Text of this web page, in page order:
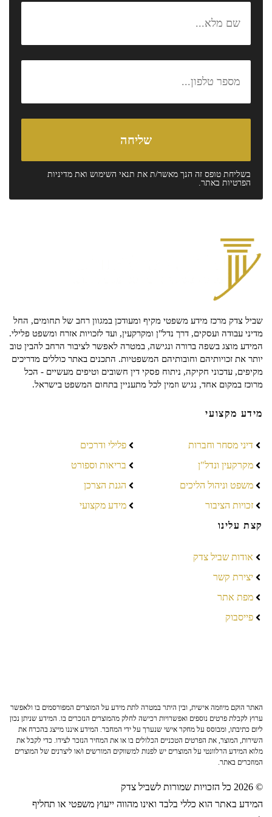
בשליחת טופס זה הנך מאשר/ת את תנאי השימוש ואת מדיניות
הפרטיות באתר.
שביל צדק מרכז מידע משפטי מקיף ומעודכן במגוון רחב של תחומים, החל
מדיני עבודה ועסקים, דרך נדל"ן ומקרקעין, ועד לזכויות אזרח ומשפט פלילי.
המידע מוצג בשפה ברורה ונגישה, במטרה לאפשר לציבור הרחב להבין טוב
יותר את זכויותיהם וחובותיהם המשפטיות. התכנים באתר כוללים מדריכים
מקיפים, עדכוני חקיקה, ניתוח פסקי דין חשובים וטיפים מעשיים - הכל
מרוכז במקום אחד, נגיש וזמין לכל מתעניין בתחום המשפט בישראל.
מידע מקצועי
דיני מסחר וחברות
מקרקעין ונדל"ן
משפט וניהול הליכים
זכויות הציבור
פלילי ודרכים
בריאות וספורט
הגנת הצרכן
מידע מקצועי
קצת עלינו
אודות שביל צדק
יצירת קשר
מפת אתר
פייסבוק
האתר הוקם מיוזמה אישית, ובין היתר במטרה לתת מידע על המוצרים המפורסמים בו ולאפשר
ערוץ לקבלת פרטים נוספים ואפשרויות רכישה לחלק מהמוצרים הנזכרים בו. המידע שניתן נכון
ליום כתיבתו, ומבוסס על מחקר אישי שנערך על ידי המחבר. המידע איננו מייצג בהכרח את
השירות, המוצר, את הפרטים הטכניים הכלולים בו או את המחיר הנזכר לצידו. כדי לקבל את
מלוא המידע הרלוונטי על המוצרים יש לפנות למשווקים המורשים ו/או ליצרנים של המוצרים
המוזכרים באתר.
© 2026 כל הזכויות שמורות לשביל צדק
המידע באתר הוא כללי בלבד ואינו מהווה ייעוץ משפטי או תחליף